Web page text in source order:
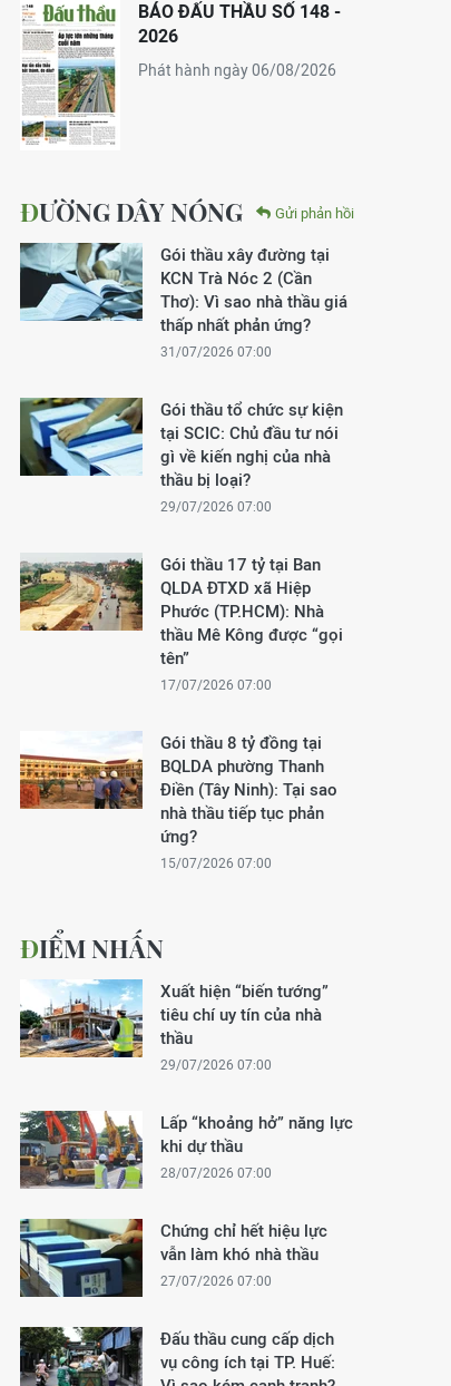
BÁO ĐẤU THẦU SỐ 148 -
2026
Phát hành ngày 06/08/2026
ĐƯỜNG DÂY NÓNG Gửi phản hồi
Gói thầu xây đường tại
KCN Trà Nóc 2 (Cần
Thơ): Vì sao nhà thầu giá
thấp nhất phản ứng?
31/07/2026 07:00
Gói thầu tổ chức sự kiện
tại SCIC: Chủ đầu tư nói
gì về kiến nghị của nhà
thầu bị loại?
29/07/2026 07:00
Gói thầu 17 tỷ tại Ban
QLDA ĐTXD xã Hiệp
Phước (TP.HCM): Nhà
thầu Mê Kông được “gọi
tên”
17/07/2026 07:00
Gói thầu 8 tỷ đồng tại
BQLDA phường Thanh
Điền (Tây Ninh): Tại sao
nhà thầu tiếp tục phản
ứng?
15/07/2026 07:00
ĐIỂM NHẤN
Xuất hiện “biến tướng”
tiêu chí uy tín của nhà
thầu
29/07/2026 07:00
Lấp “khoảng hở” năng lực
khi dự thầu
28/07/2026 07:00
Chứng chỉ hết hiệu lực
vẫn làm khó nhà thầu
27/07/2026 07:00
Đấu thầu cung cấp dịch
vụ công ích tại TP. Huế: